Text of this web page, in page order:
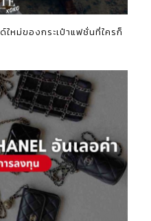
ใหม่ของกระเป๋าแฟชั่นที่ใครก็